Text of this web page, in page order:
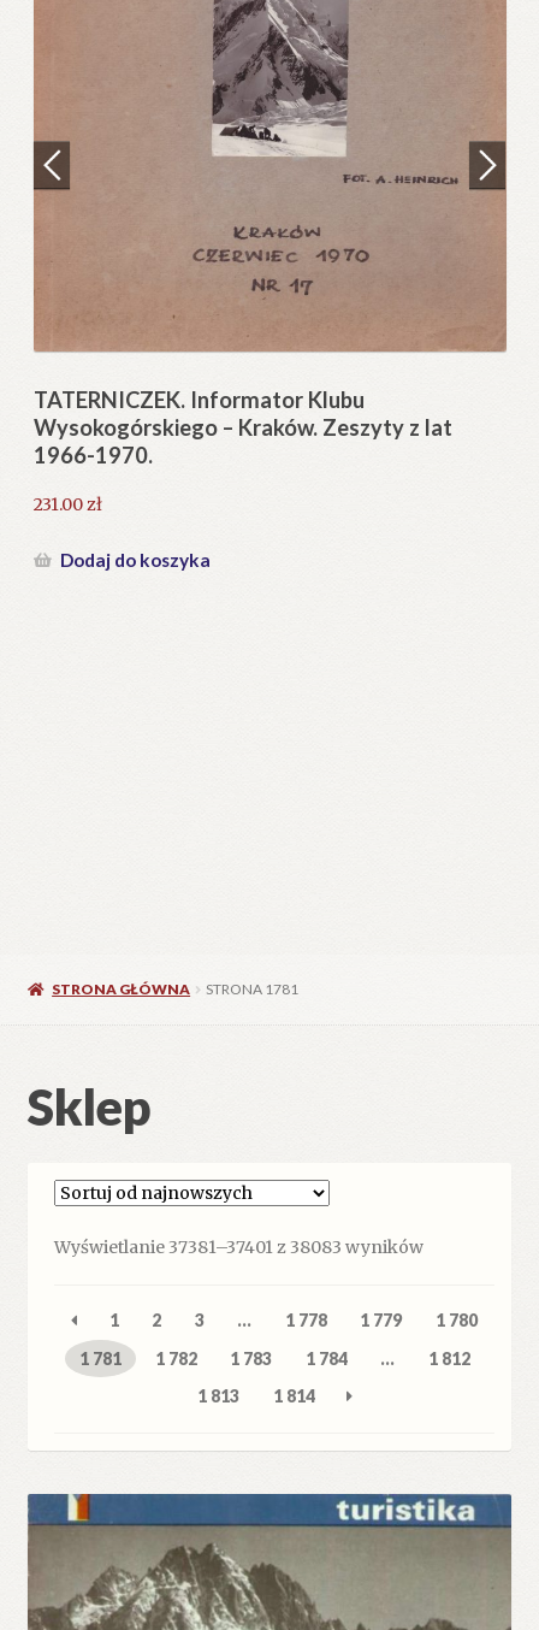
Blog
TATERNICZEK. Informator Klubu
Wysokogórskiego – Kraków. Zeszyty z lat
1966-1970.
231.00zł
Dodaj do koszyka
STRONA GŁÓWNA STRONA 1781
Sklep
Wyświetlanie 37381–37401 z 38083 wynikówPosortowane
1 2 3 … 1 778 1 779
1 780
1 781
1 782 1 783 1 784 …
1 812
1 813
1 814